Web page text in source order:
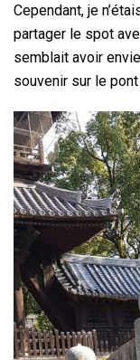
Cependant, je
partager le spot
semblait avoir
souvenir sur le